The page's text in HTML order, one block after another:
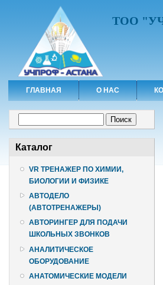
ТОО
ГЛАВНАЯ О НАС
Каталог
VR ТРЕНАЖЕР ПО ХИМИИ,
БИОЛОГИИ И ФИЗИКЕ
АВТОДЕЛО
(АВТОТРЕНАЖЕРЫ)
АВТОРИНГЕР ДЛЯ ПОДАЧИ
ШКОЛЬНЫХ ЗВОНКОВ
АНАЛИТИЧЕСКОЕ
ОБОРУДОВАНИЕ
АНАТОМИЧЕСКИЕ МОДЕЛИ